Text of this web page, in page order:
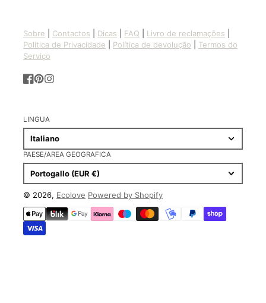
Sobre Contactos Dicas FAQ Livro de reclamações
Política de Privacidade
Política de devolução
Termos do
Serviço
LINGUA
Italiano
PAESE/AREA GEOGRAFICA
Portogallo (EUR €)
© 2026, Ecolove Powered by Shopify
Metodi
di
pagamento